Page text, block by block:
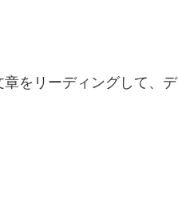
をリーディングして、デ